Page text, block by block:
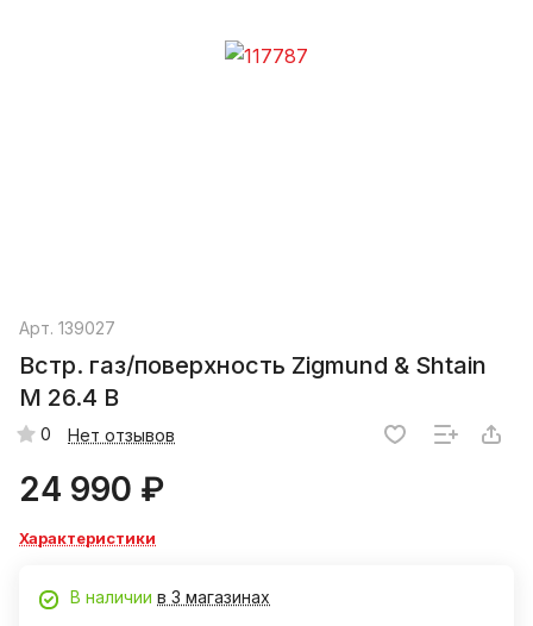
Арт. 139027
Встр. газ/поверхность Zigmund & Shtain
M 26.4 B
0 Нет отзывов
24 990 ₽
Характеристики
В наличии в 3 магазинах